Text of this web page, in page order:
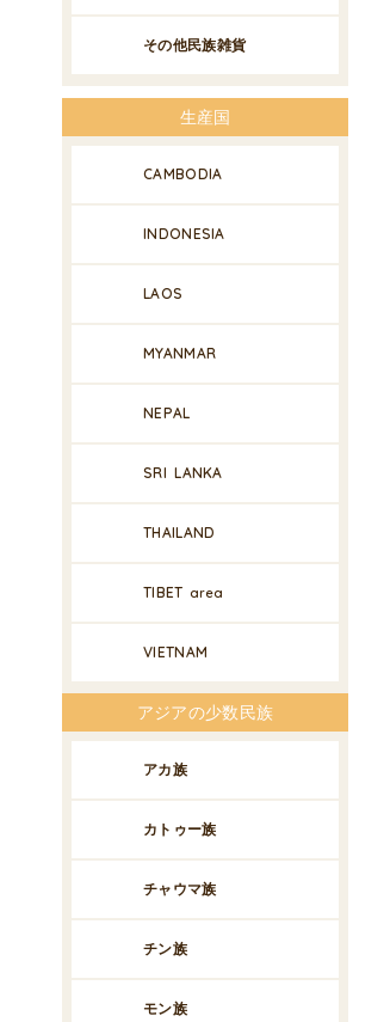
その他民族雑貨
生産国
CAMBODIA
INDONESIA
LAOS
MYANMAR
NEPAL
SRI LANKA
THAILAND
TIBET area
VIETNAM
アジアの少数民族
アカ族
カトゥー族
チャウマ族
チン族
モン族